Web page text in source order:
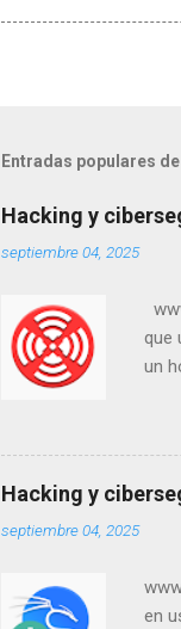
Entradas populares
Hacking y
septiembre 04, 2025
que
un
de
Hacking y
septiembre 04, 2025
en